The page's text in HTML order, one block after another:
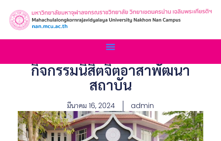
กิจกรรมนิสิตจิตอาสาพัฒนา
สถาบัน
มีนาคม 16, 2024 admin